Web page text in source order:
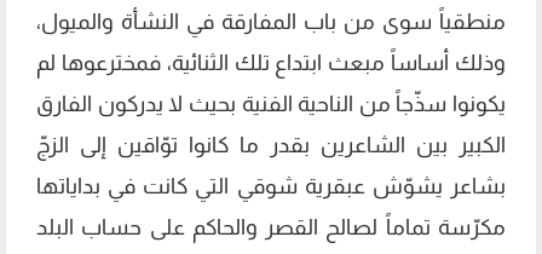
منطقياً سوى من باب المفارقة في النشأة والميول،
وذلك أساساً مبعث ابتداع تلك الثنائية، فمخترعوها لم
يكونوا سذّجاً من الناحية الفنية بحيث لا يدركون الفارق
الكبير بين الشاعرين بقدر ما كانوا توّاقين إلى الزجّ
بشاعر يشوّش عبقرية شوقي التي كانت في بداياتها
مكرّسة تماماً لصالح القصر والحاكم على حساب البلد